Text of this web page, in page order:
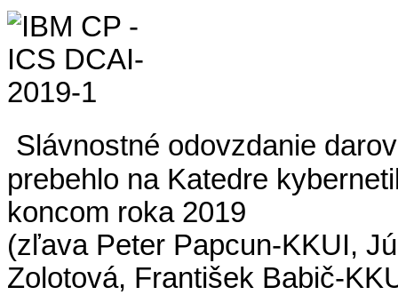
Slávnostné odovzdanie
prebehlo na Katedre
koncom roka 2019
(zľava Peter Papcun-KKUI,
Zolotová, František Babič-